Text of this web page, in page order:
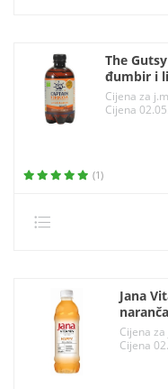
The
đumbir i
Cijena za
Cijena
(1)
Jana
Cijena za
Cijena